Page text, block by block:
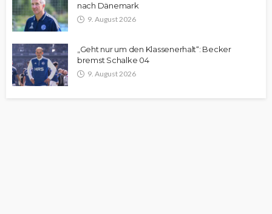
nach Dänemark
9. August 2026
„Geht nur um den Klassenerhalt“: Becker
bremst Schalke 04
9. August 2026